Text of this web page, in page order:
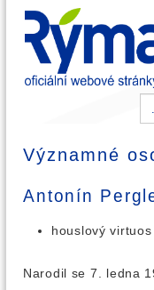
Významné
Antonín
houslový virtuos
Narodil se 7. ledna